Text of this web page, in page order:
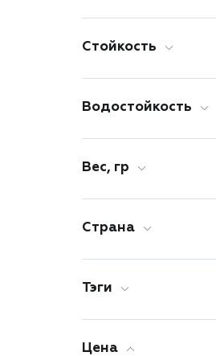
Стойкость
Водостойкость
Вес, гр
Страна
Тэги
Цена